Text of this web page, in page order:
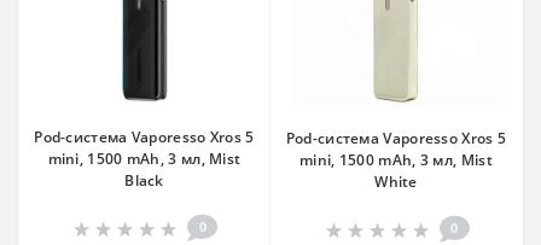
Pod-система Vaporesso Xros 5
mini, 1500 mAh, 3 мл, Mist
Black
0
Pod-система Vaporesso Xros 5
mini, 1500 mAh, 3 мл, Mist
White
0